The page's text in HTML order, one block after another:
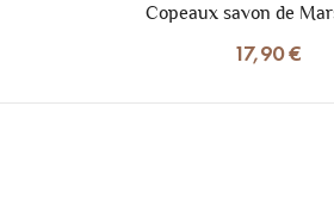
Copeaux savon de
17,90 €